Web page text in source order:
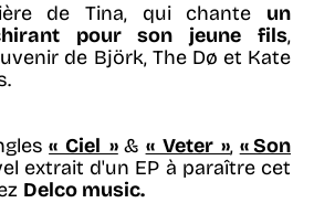
de Tina, qui chante un
pour son jeune fils,
de Björk, The Dø et Kate
« Ciel »& « Veter », « Son
extrait d'un EP à paraître cet
Delco music.